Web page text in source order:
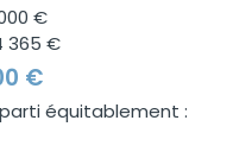
€
365 €
€
équitablement :